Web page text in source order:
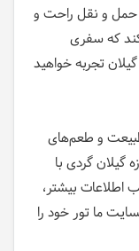
حمل و نقل راحت و
که سفری
تجربه خواهید
و طعم‌های
گیلان گردی با
اطلاعات بیشتر،
ما تور خود را